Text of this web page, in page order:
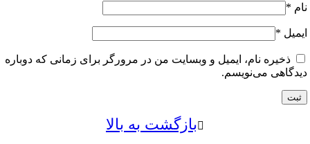
*
نام، ایمیل و وبسایت من در مرورگر برای زمانی که دوباره
می‌نویسم.
بازگشت به بالا